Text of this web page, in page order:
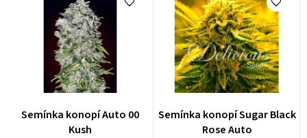
Semínka konopí Auto 00
Kush
Semínka konopí Sugar Black
Rose Auto